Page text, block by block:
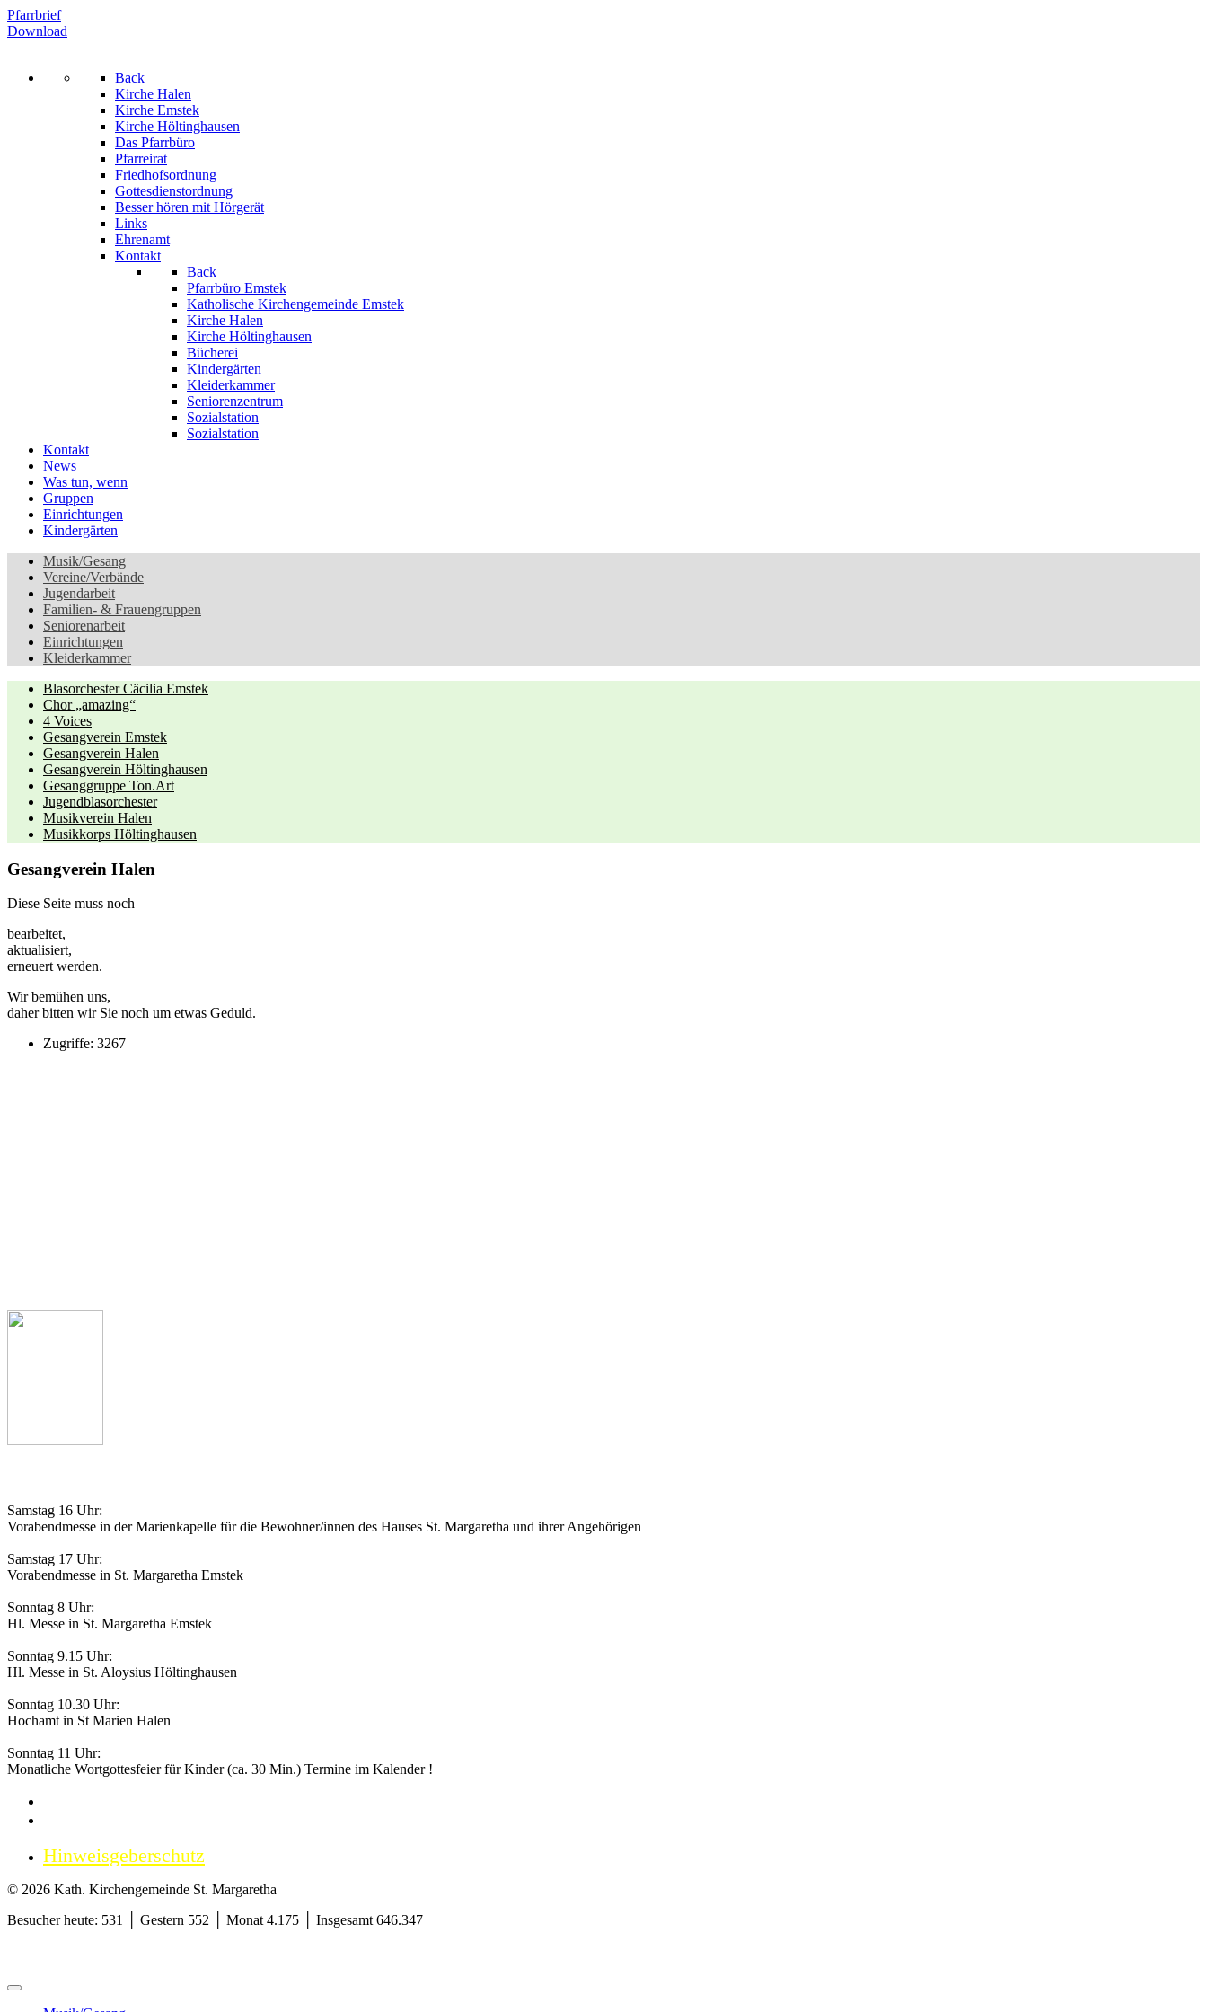
Pfarrbrief
Download
Back
Kirche Halen
Kirche Emstek
Kirche Höltinghausen
Das Pfarrbüro
Pfarreirat
Friedhofsordnung
Gottesdienstordnung
Besser hören mit Hörgerät
Links
Ehrenamt
Kontakt
Back
Pfarrbüro Emstek
Katholische Kirchengemeinde Emstek
Kirche Halen
Kirche Höltinghausen
Bücherei
Kindergärten
Kleiderkammer
Seniorenzentrum
Sozialstation
Sozialstation
Kontakt
News
Was tun, wenn
Gruppen
Einrichtungen
Kindergärten
Musik/Gesang
Vereine/Verbände
Jugendarbeit
Familien- & Frauengruppen
Seniorenarbeit
Einrichtungen
Kleiderkammer
Blasorchester Cäcilia Emstek
Chor „amazing“
4 Voices
Gesangverein Emstek
Gesangverein Halen
Gesangverein Höltinghausen
Gesanggruppe Ton.Art
Jugendblasorchester
Musikverein Halen
Musikkorps Höltinghausen
Gesangverein Halen
Diese Seite muss noch
bearbeitet,
aktualisiert,
erneuert werden.
Wir bemühen uns,
daher bitten wir Sie noch um etwas Geduld.
Zugriffe: 3267
Samstag 16 Uhr:
Vorabendmesse in der Marienkapelle für die Bewohner/innen des Hauses St. Margaretha und ihrer Angehörigen
Samstag 17 Uhr:
Vorabendmesse in St. Margaretha Emstek
Sonntag 8 Uhr:
Hl. Messe in St. Margaretha Emstek
Sonntag 9.15 Uhr:
Hl. Messe in St. Aloysius Höltinghausen
Sonntag 10.30 Uhr:
Hochamt in St Marien Halen
Sonntag 11 Uhr:
Monatliche Wortgottesfeier für Kinder (ca. 30 Min.) Termine im Kalender !
Hinweisgeberschutz
© 2026 Kath. Kirchengemeinde St. Margaretha
Besucher heute: 531 │ Gestern 552 │ Monat 4.175 │ Insgesamt 646.347